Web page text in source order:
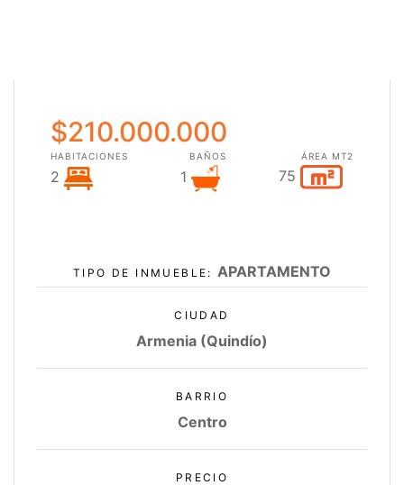
$210.000.000
HABITACIONES
2
BAÑOS
1
ÁREA MT2
75
TIPO DE INMUEBLE: APARTAMENTO
CIUDAD
Armenia (Quindío)
BARRIO
Centro
PRECIO